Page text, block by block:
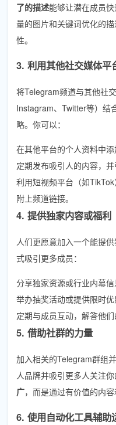
了的描述能够让潜在成员
量的图片和关键词优化的
性。
3. 利用其他社交媒体平
将Telegram频道与其他社
Instagram、Twitter等）结
略。你可以：
在其他平台的个人资料中添
定期发布吸引人的内容，
利用短视频平台（如
附上频道链接。
4. 提供独家内容或福利
人们更愿意加入一个能提
式吸引更多成员：
分享独家资源或行业内幕信
举办抽奖活动或提供限时优
定期与成员互动，解答他们
5. 借助社群的力量
加入相关的Telegram群组
人品牌并吸引更多人关注你
广，而是通过有价值的内
6. 使用自动化工具辅助